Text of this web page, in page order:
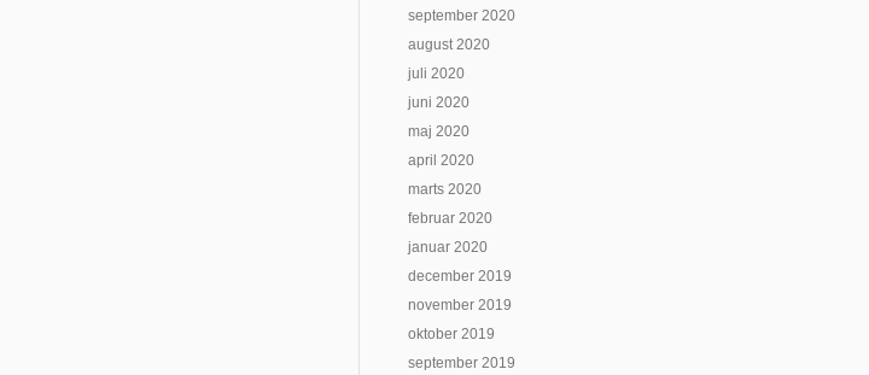
september 2020
august 2020
juli 2020
juni 2020
maj 2020
april 2020
marts 2020
februar 2020
januar 2020
december 2019
november 2019
oktober 2019
september 2019